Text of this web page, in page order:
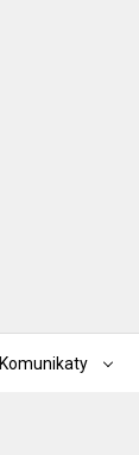
Komunikaty